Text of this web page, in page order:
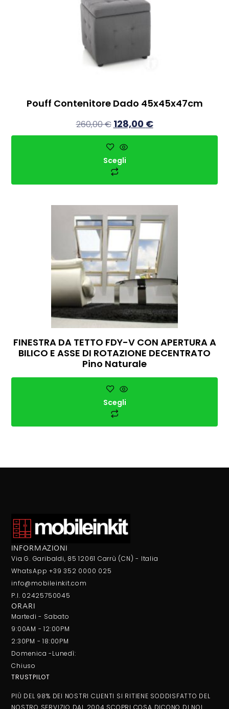
Pouff Contenitore Dado 45x45x47cm
260,00€ 128,00 €
Scegli
FINESTRA DA TETTO FDY-V CON APERTURA A
BILICO E ASSE DI ROTAZIONE DECENTRATO
Pino Naturale
Scegli
INFORMAZIONI
Via G. Garibaldi, 85 12061 Carrù (CN) - Italia
WhatsApp +39 352 0000 025
info@mobileinkit.com
P.I. 02425750045
ORARI
Martedi - Sabato
9:00AM - 12:00PM
2:30PM - 18:00PM
Domenica -Lunedì:
Chiuso
TRUSTPILOT
PIÙ DEL 98% DEI NOSTRI CLIENTI SI RITIENE SODDISFATTO DEL
NOSTRO SERVIZIO DAL 2004 SCOPRI COSA DICONO DI NOI